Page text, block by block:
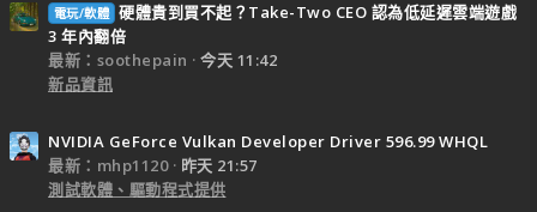
電玩/軟體 硬體貴到買不起？Take-Two CEO 認為低延遲雲端遊戲
3 年內翻倍
最新：soothepain
今天 11:42
新品資訊
NVIDIA GeForce Vulkan Developer Driver 596.99 WHQL
最新：mhp1120
昨天 21:57
測試軟體、驅動程式提供